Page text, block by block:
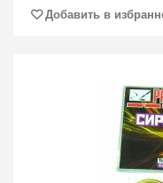
Добавить в